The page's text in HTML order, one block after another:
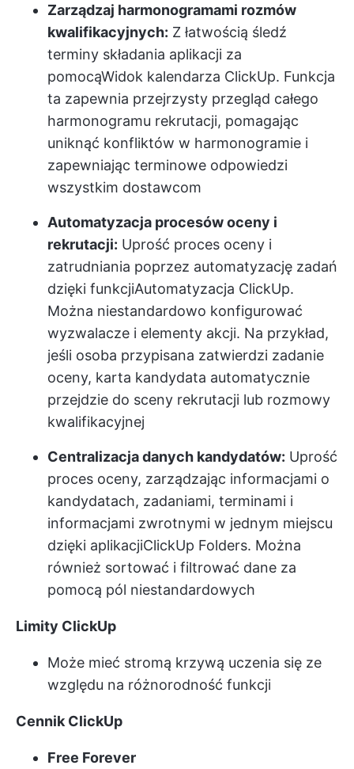
Zarządzaj harmonogramami rozmów
kwalifikacyjnych: Z łatwością śledź
terminy składania aplikacji za
pomocąWidok kalendarza ClickUp. Funkcja
ta zapewnia przejrzysty przegląd całego
harmonogramu rekrutacji, pomagając
uniknąć konfliktów w harmonogramie i
zapewniając terminowe odpowiedzi
wszystkim dostawcom
Automatyzacja procesów oceny i
rekrutacji: Uprość proces oceny i
zatrudniania poprzez automatyzację zadań
dzięki funkcjiAutomatyzacja ClickUp.
Można niestandardowo konfigurować
wyzwalacze i elementy akcji. Na przykład,
jeśli osoba przypisana zatwierdzi zadanie
oceny, karta kandydata automatycznie
przejdzie do sceny rekrutacji lub rozmowy
kwalifikacyjnej
Centralizacja danych kandydatów: Uprość
proces oceny, zarządzając informacjami o
kandydatach, zadaniami, terminami i
informacjami zwrotnymi w jednym miejscu
dzięki aplikacjiClickUp Folders. Można
również sortować i filtrować dane za
pomocą pól niestandardowych
Limity ClickUp
Może mieć stromą krzywą uczenia się ze
względu na różnorodność funkcji
Cennik ClickUp
Free Forever